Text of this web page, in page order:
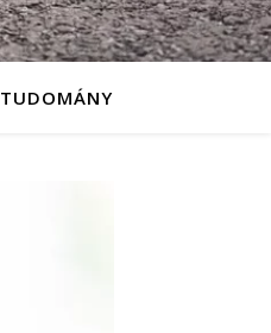
TUDOMÁNY